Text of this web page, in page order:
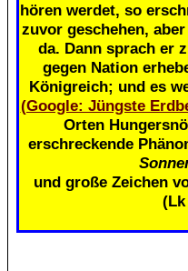
hören werdet, so
zuvor geschehen,
da. Dann sprach er
gegen Nation
Königreich; und es
(Google: Jüngste
Orten
erschreckende
und große Zeichen
(Lk